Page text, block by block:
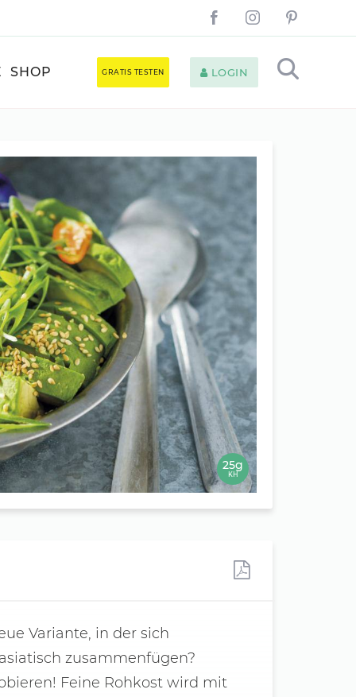
SHOP GRATIS TESTEN LOGIN
25g
KH
Variante, in der sich
zusammenfügen?
Feine Rohkost wird mit